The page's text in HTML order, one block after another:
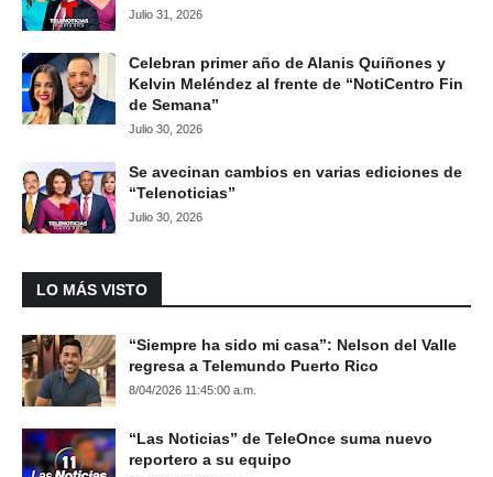
Julio 31, 2026
Celebran primer año de Alanis Quiñones y
Kelvin Meléndez al frente de “NotiCentro Fin
de Semana”
Julio 30, 2026
Se avecinan cambios en varias ediciones de
“Telenoticias”
Julio 30, 2026
LO MÁS VISTO
“Siempre ha sido mi casa”: Nelson del Valle
regresa a Telemundo Puerto Rico
8/04/2026 11:45:00 a.m.
“Las Noticias” de TeleOnce suma nuevo
reportero a su equipo